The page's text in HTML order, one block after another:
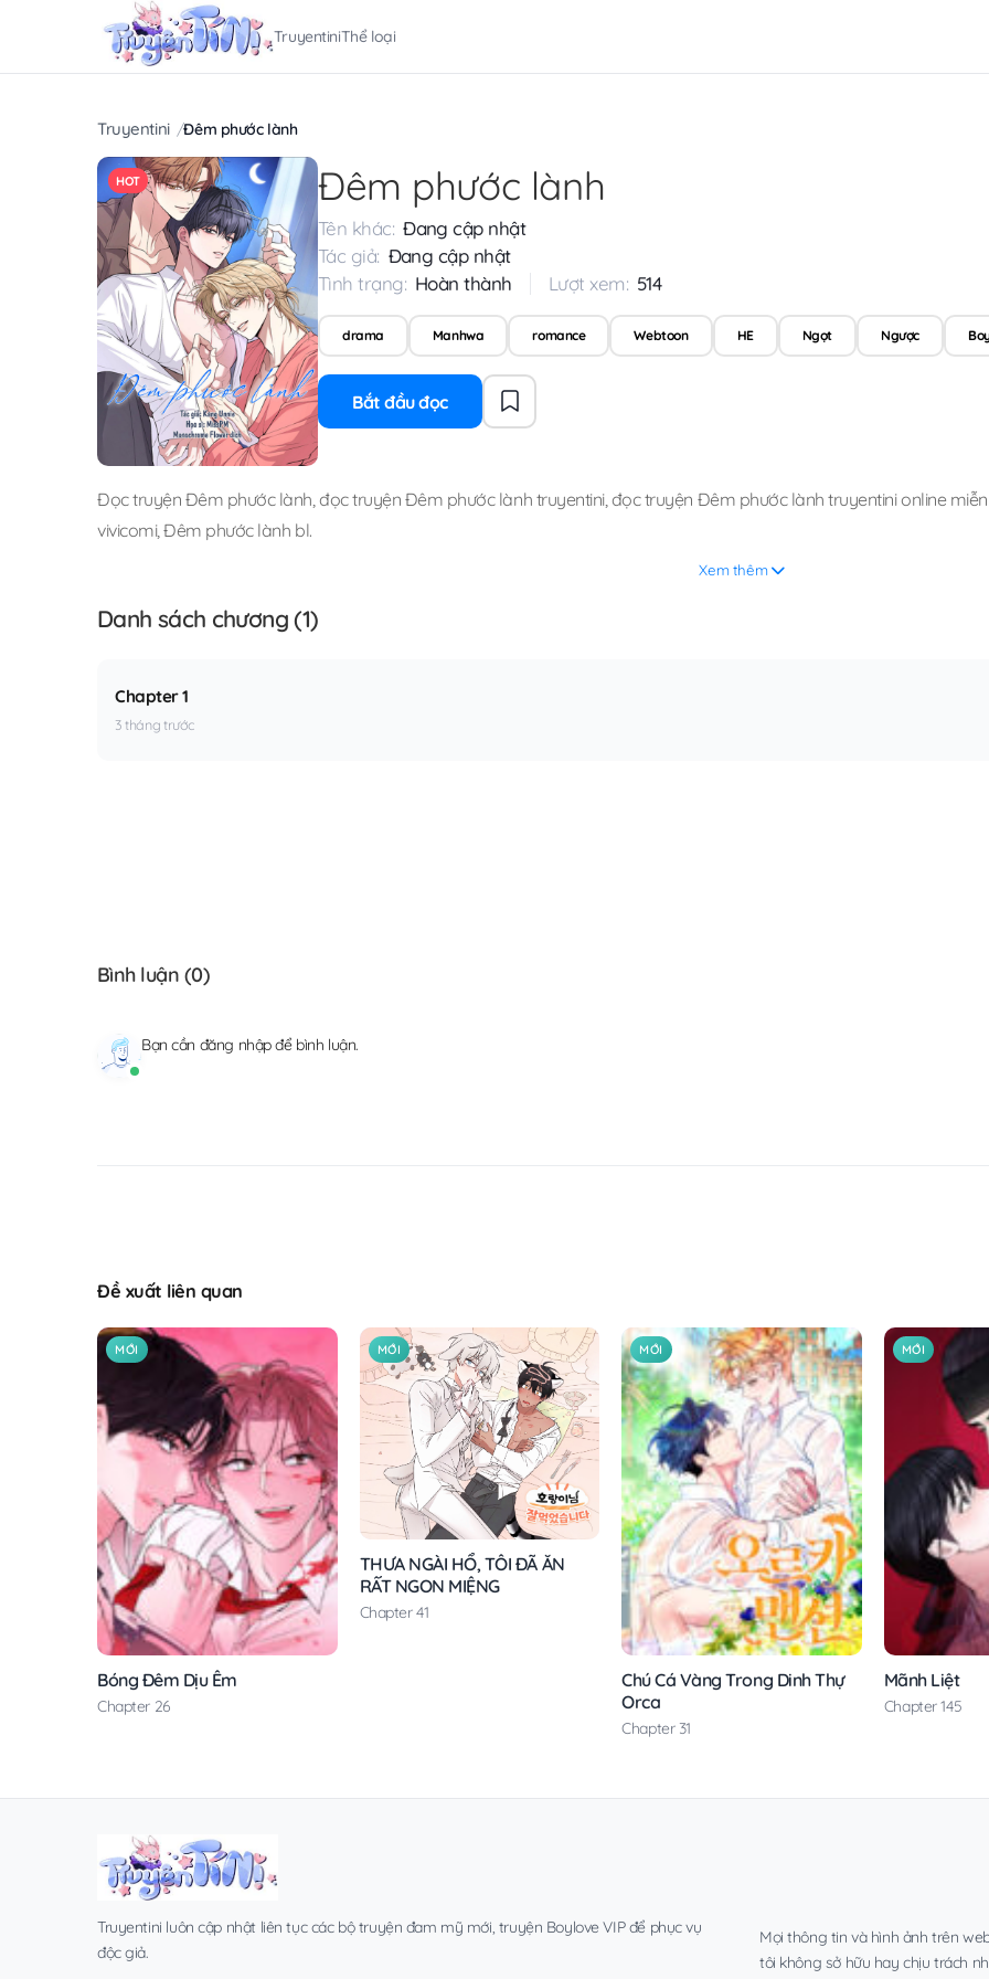
TruyentiniThể loại
Truyentini Đêm phước lành
HOT Đêm phước lành
Tên khác: Đang cập nhật
Tác giả: Đang cập nhật
Tình trạng: Hoàn thành Lượt xem: 514
drama Manhwa romance Webtoon HE Ngọt Ngược
Bắt đầu đọc
Đọc truyện Đêm phước lành,đọc truyện Đêm phước lành truyentini,đọc truyện Đêm phước lành truyentini online
vivicomi,Đêm phước lành bl.
Xem thêm
Danh sách chương (1)
Chapter 1
3 tháng trước
Bình luận (0)
Bạn cần đăng nhậpđể bình luận.
Đề xuất liên quan
MỚI
Bóng Đêm Dịu Êm
Chapter 26
MỚI
THƯA NGÀI HỔ, TÔI ĐÃ ĂN
RẤT NGON MIỆNG
Chapter 41
MỚI
Chú Cá Vàng Trong Dinh Thự
Orca
Chapter 31
MỚI
Mãnh Liệt
Chapter 145
Truyentini luôn cập nhật liên tục các bộ truyện đam mỹ mới, truyện Boylove VIP để phục vụ
độc giả.
Mọi thông tin và hình ảnh trên
tôi không sở hữu hay chịu trách